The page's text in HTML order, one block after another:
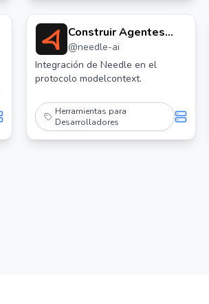
Construir Agentes
Con Needle Mcp
Server
@needle-ai
Integración de Needle en el
protocolo modelcontext.
Herramientas para
Desarrolladores